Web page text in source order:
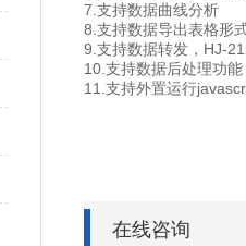
7.支持数据曲线分析
8.支持数据导出表格形
9.支持数据转发，HJ-
10.支持数据后处理功能
11.支持外置运行
在线咨询